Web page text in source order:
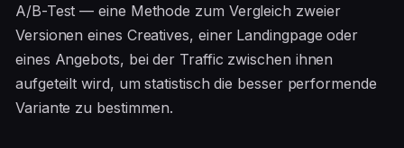
A/B-Test — eine Methode zum Vergleich zweier
Versionen eines Creatives, einer Landingpage oder
eines Angebots, bei der Traffic zwischen ihnen
aufgeteilt wird, um statistisch die besser performende
Variante zu bestimmen.